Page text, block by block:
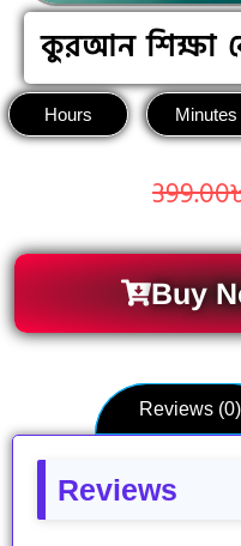
কুরআন শিক্ষা
Hours Minutes
399.00
Buy
Reviews (0)
Reviews